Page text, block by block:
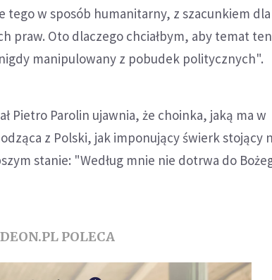
tego w sposób humanitarny, z szacunkiem dla
praw. Oto dlaczego chciałbym, aby temat ten
manipulowany z pobudek politycznych".
Pietro Parolin ujawnia, że choinka, jaką ma w
z Polski, jak imponujący świerk stojący
stanie: "Według mnie nie dotrwa do
DEON.PL POLECA